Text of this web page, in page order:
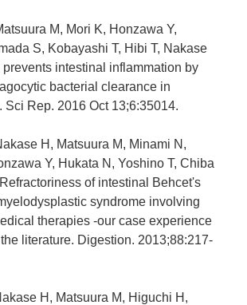
M, Mori K, Honzawa Y,
S, Kobayashi T, Hibi T, Nakase
intestinal inflammation by
bacterial clearance in
Sci Rep. 2016 Oct 13;6:35014.
H, Matsuura M, Minami N,
Y, Hukata N, Yoshino T, Chiba
of intestinal Behcet's
syndrome involving
therapies -our case experience
literature. Digestion. 2013;88:217-
H, Matsuura M, Higuchi H,